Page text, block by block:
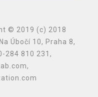
© 2019 (c) 2018
Úbočí 10, Praha 8,
284 810 231,